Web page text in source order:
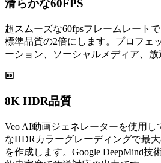
標準品質の2倍にします。プロフェ
ーション、ソーシャルメディア、
なHDRカラーグレーディングで最
を作成します。Google DeepMind技
的忠実度で放送対応の出力です。